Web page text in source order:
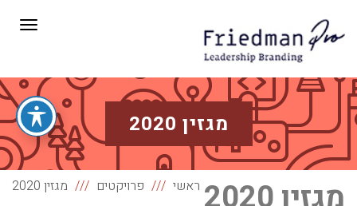
מגזין 2020
ראשי פרויקטים מגזין 2020